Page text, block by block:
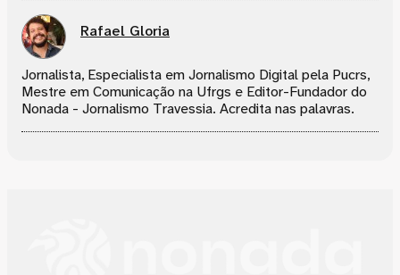
Rafael Gloria
Jornalista, Especialista em Jornalismo Digital pela Pucrs,
Mestre em Comunicação na Ufrgs e Editor-Fundador do
Nonada - Jornalismo Travessia. Acredita nas palavras.